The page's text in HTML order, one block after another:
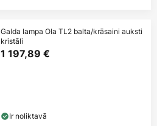
Galda lampa Ola TL2 balta/krāsaini auksti
kristāli
1 197,89 €
Ir noliktavā